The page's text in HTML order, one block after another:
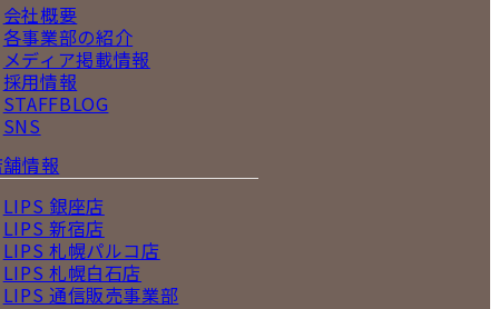
会社概要
各事業部の紹介
メディア掲載情報
採用情報
STAFFBLOG
SNS
情報
LIPS 銀座店
LIPS 新宿店
LIPS 札幌パルコ店
LIPS 札幌白石店
LIPS 通信販売事業部